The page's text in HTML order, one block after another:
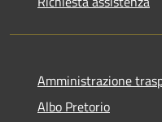
Amministrazione
Albo Pretorio